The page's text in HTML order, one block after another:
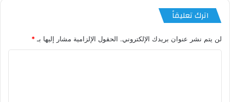
اترك تعليقاً
لن يتم نشر عنوان بريدك الإلكتروني. الحقول الإلزامية مشار إليها بـ *